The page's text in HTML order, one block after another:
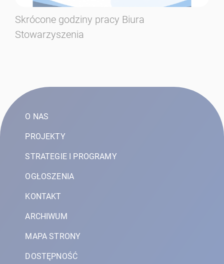
Skrócone godziny pracy Biura
Stowarzyszenia
O NAS
PROJEKTY
STRATEGIE I PROGRAMY
OGŁOSZENIA
KONTAKT
ARCHIWUM
MAPA STRONY
DOSTĘPNOŚĆ